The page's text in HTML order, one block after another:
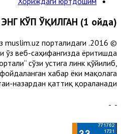
ЭНГ КЎП ЎҚИЛГАН (1 ойда)
muslim.uz порталидаги
ўз веб-саҳифангизда ёритишда
сўзи устига линк қўйилиб,
хабар ёки мақолага
назардан қаттиқ қораланади.